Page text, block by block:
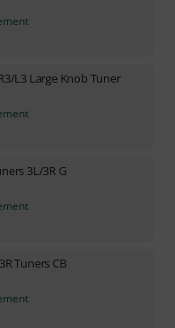
L3 Large Knob Tuner
3L/3R G
Tuners CB